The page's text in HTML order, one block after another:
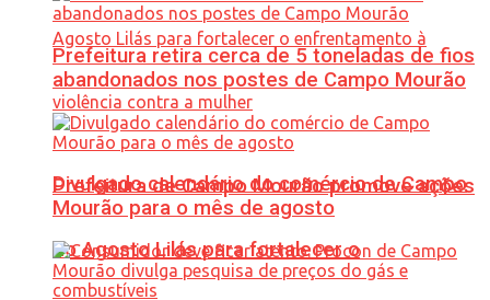
Prefeitura de Campo Mourão promove ações
do Agosto Lilás para fortalecer o
Prefeitura retira cerca de 5 toneladas de fios
abandonados nos postes de Campo Mourão
Divulgado calendário do comércio de Campo
Mourão para o mês de agosto